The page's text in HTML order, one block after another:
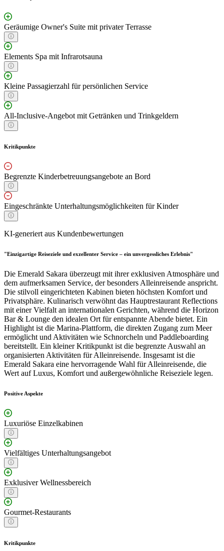
Geräumige Owner's Suite mit privater Terrasse
Elements Spa mit Infrarotsauna
Kleine Passagierzahl für persönlichen Service
All-Inclusive-Angebot mit Getränken und Trinkgeldern
Kritikpunkte
Begrenzte Kinderbetreuungsangebote an Bord
Eingeschränkte Unterhaltungsmöglichkeiten für Kinder
KI-generiert aus Kundenbewertungen
"Einzigartige Reiseziele und exzellenter Service – ein unvergessliches Erlebnis"
Die Emerald Sakara überzeugt mit ihrer exklusiven Atmosphäre und
dem aufmerksamen Service, der besonders Alleinreisende anspricht.
Die stilvoll eingerichteten Kabinen bieten höchsten Komfort und
Privatsphäre. Kulinarisch verwöhnt das Hauptrestaurant Reflections
mit einer Vielfalt an internationalen Gerichten, während die Horizon
Bar & Lounge den idealen Ort für entspannte Abende bietet. Ein
Highlight ist die Marina-Plattform, die direkten Zugang zum Meer
ermöglicht und Aktivitäten wie Schnorcheln und Paddleboarding
bereitstellt. Ein kleiner Kritikpunkt ist die begrenzte Auswahl an
organisierten Aktivitäten für Alleinreisende. Insgesamt ist die
Emerald Sakara eine hervorragende Wahl für Alleinreisende, die
Wert auf Luxus, Komfort und außergewöhnliche Reiseziele legen.
Positive Aspekte
Luxuriöse Einzelkabinen
Vielfältiges Unterhaltungsangebot
Exklusiver Wellnessbereich
Gourmet-Restaurants
Kritikpunkte